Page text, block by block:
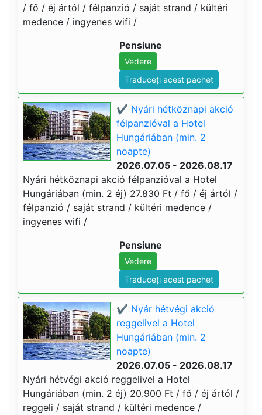
/ fő / éj ártól / félpanzió / saját strand / kültéri
medence / ingyenes wifi /
Pensiune
Vedere
Traduceți acest pachet
✔️ Nyári hétköznapi akció
félpanzióval a Hotel
Hungáriában (min. 2
noapte)
2026.07.05 - 2026.08.17
Nyári hétköznapi akció félpanzióval a Hotel
Hungáriában (min. 2 éj) 27.830 Ft / fő / éj ártól /
félpanzió / saját strand / kültéri medence /
ingyenes wifi /
Pensiune
Vedere
Traduceți acest pachet
✔️ Nyár hétvégi akció
reggelivel a Hotel
Hungáriában (min. 2
noapte)
2026.07.05 - 2026.08.17
Nyári hétvégi akció reggelivel a Hotel
Hungáriában (min. 2 éj) 20.900 Ft / fő / éj ártól /
reggeli / saját strand / kültéri medence /